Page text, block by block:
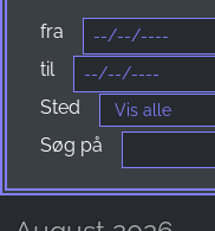
fra
til
Sted
Søg på
STATISTIK
Statistikcookies
Disse
hvordan vores
hjemmeside.
Google